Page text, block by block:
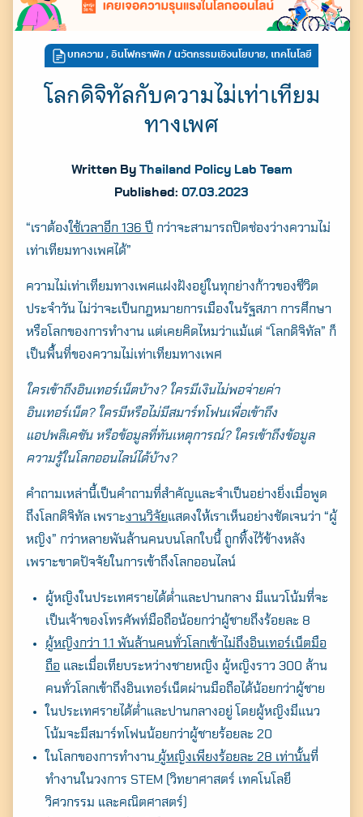
บทความ , อินโฟกราฟิก / นวัตกรรมเชิงนโยบาย, เทคโนโลยี
โลกดิจิทัลกับความไม่เท่าเทียม
ทางเพศ
Written By Thailand Policy Lab Team
Published: 07.03.2023
“เราต้องใช้เวลาอีก 136 ปี กว่าจะสามารถปิดช่องว่างความไม่
เท่าเทียมทางเพศได้”
ความไม่เท่าเทียมทางเพศแฝงฝังอยู่ในทุกย่างก้าวของชีวิต
ประจำวัน ไม่ว่าจะเป็นกฎหมายการเมืองในรัฐสภา การศึกษา
หรือโลกของการทำงาน แต่เคยคิดไหมว่าแม้แต่ “โลกดิจิทัล” ก็
เป็นพื้นที่ของความไม่เท่าเทียมทางเพศ
ใครเข้าถึงอินเทอร์เน็ตบ้าง? ใครมีเงินไม่พอจ่ายค่า
อินเทอร์เน็ต? ใครมีหรือไม่มีสมาร์ทโฟนเพื่อเข้าถึง
แอปพลิเคชัน หรือข้อมูลที่ทันเหตุการณ์? ใครเข้าถึงข้อมูล
ความรู้ในโลกออนไลน์ได้บ้าง?
คำถามเหล่านี้เป็นคำถามที่สำคัญและจำเป็นอย่างยิ่งเมื่อพูด
ถึงโลกดิจิทัล เพราะงานวิจัยแสดงให้เราเห็นอย่างชัดเจนว่า “ผู้
หญิง” กว่าหลายพันล้านคนบนโลกใบนี้ ถูกทิ้งไว้ข้างหลัง
เพราะขาดปัจจัยในการเข้าถึงโลกออนไลน์
ผู้หญิงในประเทศรายได้ต่ำและปานกลาง มีแนวโน้มที่จะ
เป็นเจ้าของโทรศัพท์มือถือน้อยกว่าผู้ชายถึงร้อยละ 8
ผู้หญิงกว่า 1.1 พันล้านคนทั่วโลกเข้าไม่ถึงอินเทอร์เน็ตมือ
ถือ และเมื่อเทียบระหว่างชายหญิง ผู้หญิงราว 300 ล้าน
คนทั่วโลกเข้าถึงอินเทอร์เน็ตผ่านมือถือได้น้อยกว่าผู้ชาย
ในประเทศรายได้ต่ำและปานกลางอยู่ โดยผู้หญิงมีแนว
โน้มจะมีสมาร์ทโฟนน้อยกว่าผู้ชายร้อยละ 20
ในโลกของการทำงาน ผู้หญิงเพียงร้อยละ 28 เท่านั้นที่
ทำงานในวงการ STEM (วิทยาศาสตร์ เทคโนโลยี
วิศวกรรม และคณิตศาสตร์)